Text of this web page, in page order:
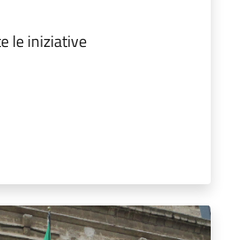
le iniziative